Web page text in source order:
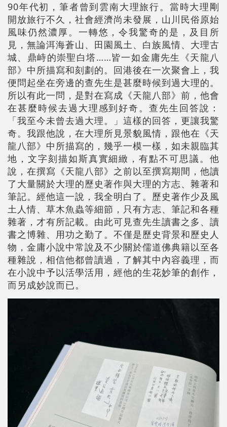
90年代初，筆者曾到雲南大理旅行。當時大理剛
開放旅行不久，社會經濟尚未發展，山川民俗原始
風味仍然濃厚。一轉悠，令我驚奇的是，及目所
見，無論洱海蒼山、田園風土、白族風情、大理古
城、鼎峙的崇聖白塔……皆一如金庸先生《天龍八
部》中所描寫和刻劃的。回港後在一次聚會上，我
便問起坐在旁邊的查先生是甚麼時候到過大理的。
所以有此一問，是對在寫成《天龍八部》前，他會
在甚麼時候去過大理感到好奇。查先生回答說：
「我至今未曾去過大理。」這樣的回答，更讓我驚
奇。我跟他說，在大理所見景貌風情，跟他在《天
龍八部》中所描寫的，幾乎一模一樣，如未親臨其
地，文字刻描如斯真實細緻，有點不可思議。他
說，在撰寫《天龍八部》之前以至撰寫期間，他讀
了大量關於大理的歷史著作與大理的方志、雜著和
筆記。經他這一說，我全明白了。歷史著作少及風
土人情、草木魚蟲等細節，只有方志、筆記和各種
雜著，才有所記載。由此可見查先生讀書之多、讀
書之博雜、用功之勤了。不僅是歷史背景和歷史人
物，金庸小說中常說及不少關於儒道佛典籍以至各
種雜說，相信他都曾讀過，了解其中內容義理，而
在小說中予以活學活用，經他的生花妙筆的創作，
而另成妙說而已。